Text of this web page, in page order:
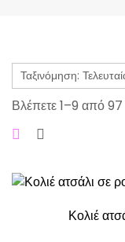
Βλέπετε 1–9 από
Κολιέ